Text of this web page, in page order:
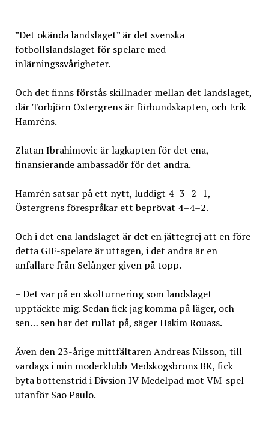
”Det okända landslaget” är det svenska
fotbollslandslaget för spelare med
inlärningssvårigheter.
Och det finns förstås skillnader mellan det landslaget,
där Torbjörn Östergrens är förbundskapten, och Erik
Hamréns.
Zlatan Ibrahimovic är lagkapten för det ena,
finansierande ambassadör för det andra.
Hamrén satsar på ett nytt, luddigt 4–3–2–1,
Östergrens förespråkar ett beprövat 4–4–2.
Och i det ena landslaget är det en jättegrej att en före
detta GIF-spelare är uttagen, i det andra är en
anfallare från Selånger given på topp.
– Det var på en skolturnering som landslaget
upptäckte mig. Sedan fick jag komma på läger, och
sen… sen har det rullat på, säger Hakim Rouass.
Även den 23-årige mittfältaren Andreas Nilsson, till
vardags i min moderklubb Medskogsbrons BK, fick
byta bottenstrid i Divsion IV Medelpad mot VM-spel
utanför Sao Paulo.